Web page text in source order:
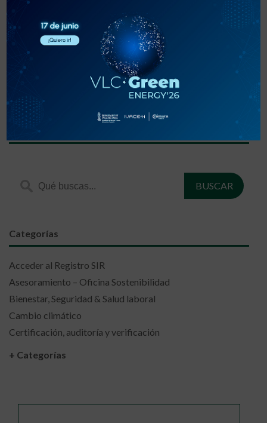
« 1 2 3 ›
Encuentra lo que estás buscando
Categorías
Acceder al Registro SIR
Asesoramiento – Oficina Sostenibilidad
Bienestar, Seguridad & Salud laboral
Cambio climático
Certificación, auditoría y verificación
+ Categorías